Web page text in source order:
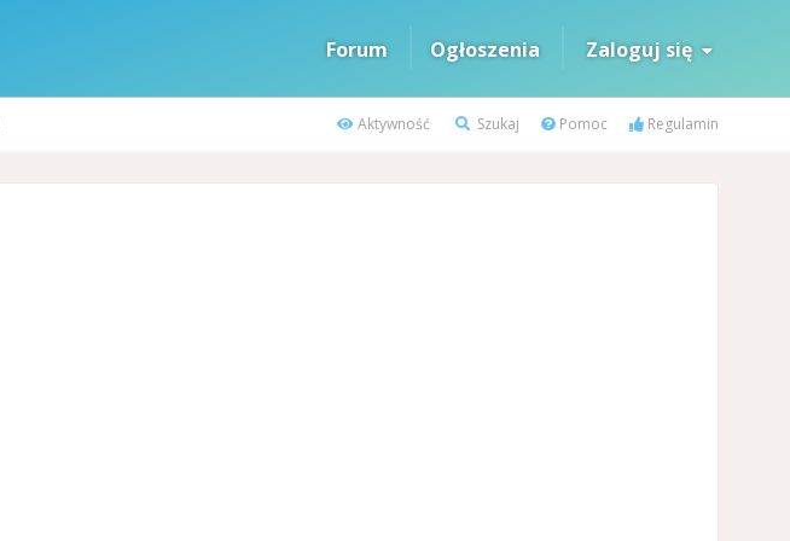
Forum Ogłoszenia Zaloguj się
Aktywność Szukaj Pomoc Regulamin